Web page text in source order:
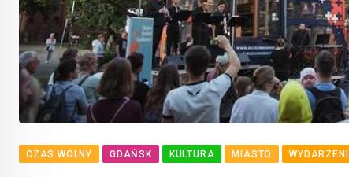
CZAS WOLNY GDAŃSK KULTURA MIASTO